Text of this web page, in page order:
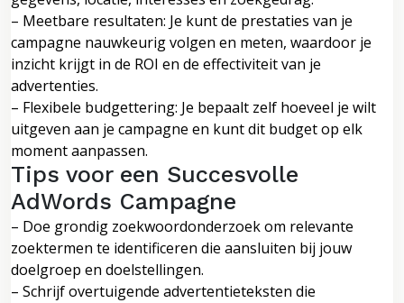
– Meetbare resultaten: Je kunt de prestaties van je
campagne nauwkeurig volgen en meten, waardoor je
inzicht krijgt in de ROI en de effectiviteit van je
advertenties.
– Flexibele budgettering: Je bepaalt zelf hoeveel je wilt
uitgeven aan je campagne en kunt dit budget op elk
moment aanpassen.
Tips voor een Succesvolle
AdWords Campagne
– Doe grondig zoekwoordonderzoek om relevante
zoektermen te identificeren die aansluiten bij jouw
doelgroep en doelstellingen.
– Schrijf overtuigende advertentieteksten die